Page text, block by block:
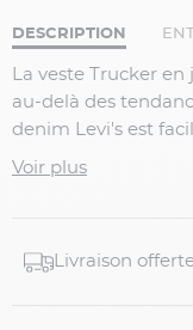
DESCRIPTION
La veste Trucker
au-delà des
denim Levi's est
quand. Elle est
d'homme grande
Voir plus
Livraison